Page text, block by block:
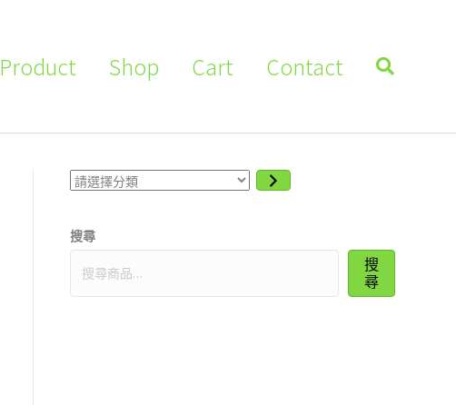
Product Shop Cart Contact
請
選
分
類
搜尋
搜
尋